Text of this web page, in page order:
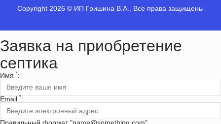
Copyright 2026 © ИП Гришина В.А.. Все права защищены
Заявка на приобретение
септика
Имя *:
Email *: